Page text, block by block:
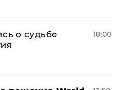
о судьбе
18:00